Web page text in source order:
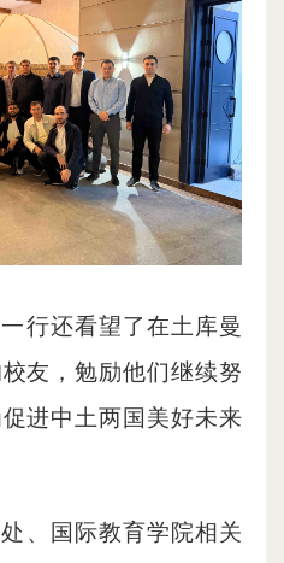
行还看望了在土库曼
友，勉励他们继续努
进中土两国美好未来
、国际教育学院相关